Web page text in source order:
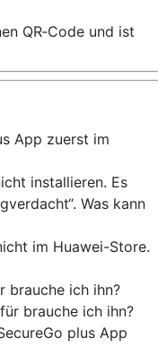
QR‑Code und ist
App zuerst im
installieren. Es
Was kann
im Huawei-Store.
brauche ich ihn?
brauche ich ihn?
plus App